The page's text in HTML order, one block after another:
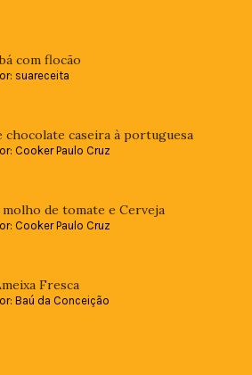
com flocão
suareceita
chocolate caseira à portuguesa
Cooker Paulo Cruz
molho de tomate e Cerveja
Cooker Paulo Cruz
Fresca
Baú da Conceição